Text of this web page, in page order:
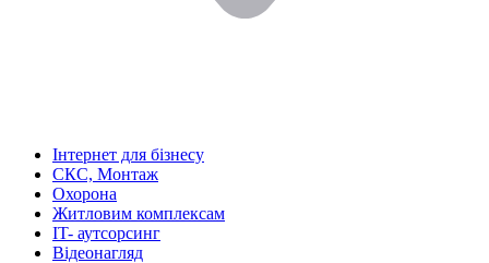
Інтернет для бізнесу
СКС, Монтаж
Охорона
Житловим комплексам
IT- аутсорсинг
Відеонагляд